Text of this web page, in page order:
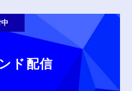
ド配信